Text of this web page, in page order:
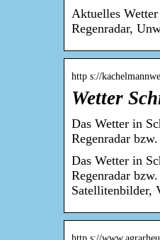
Aktuelles
Regenradar,
http s://
Wetter
Das Wetter in
Regenradar bzw.
Das Wetter in
Regenradar
Satellitenbilder,